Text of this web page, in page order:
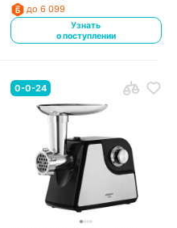
до 6 099
Узнать
о поступлении
0-0-24